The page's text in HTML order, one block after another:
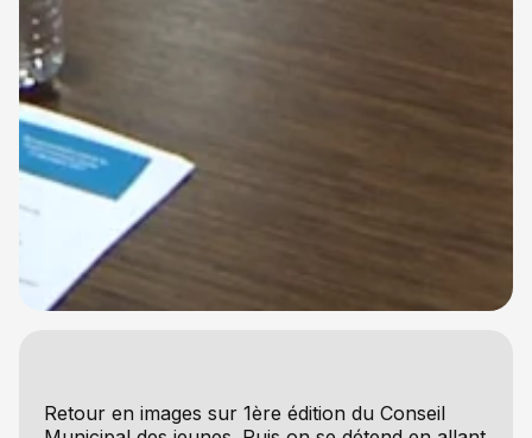
Retour en images sur 1ère édition du Conseil